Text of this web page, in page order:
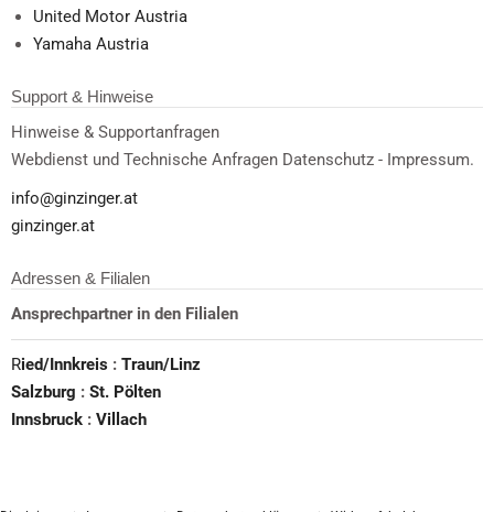
United Motor Austria
Yamaha Austria
Support & Hinweise
Hinweise & Supportanfragen
Webdienst und Technische Anfragen Datenschutz - Impressum.
info@ginzinger.at
ginzinger.at
Adressen & Filialen
Ansprechpartner in den Filialen
Ried/Innkreis : Traun/Linz
Salzburg : St. Pölten
Innsbruck : Villach